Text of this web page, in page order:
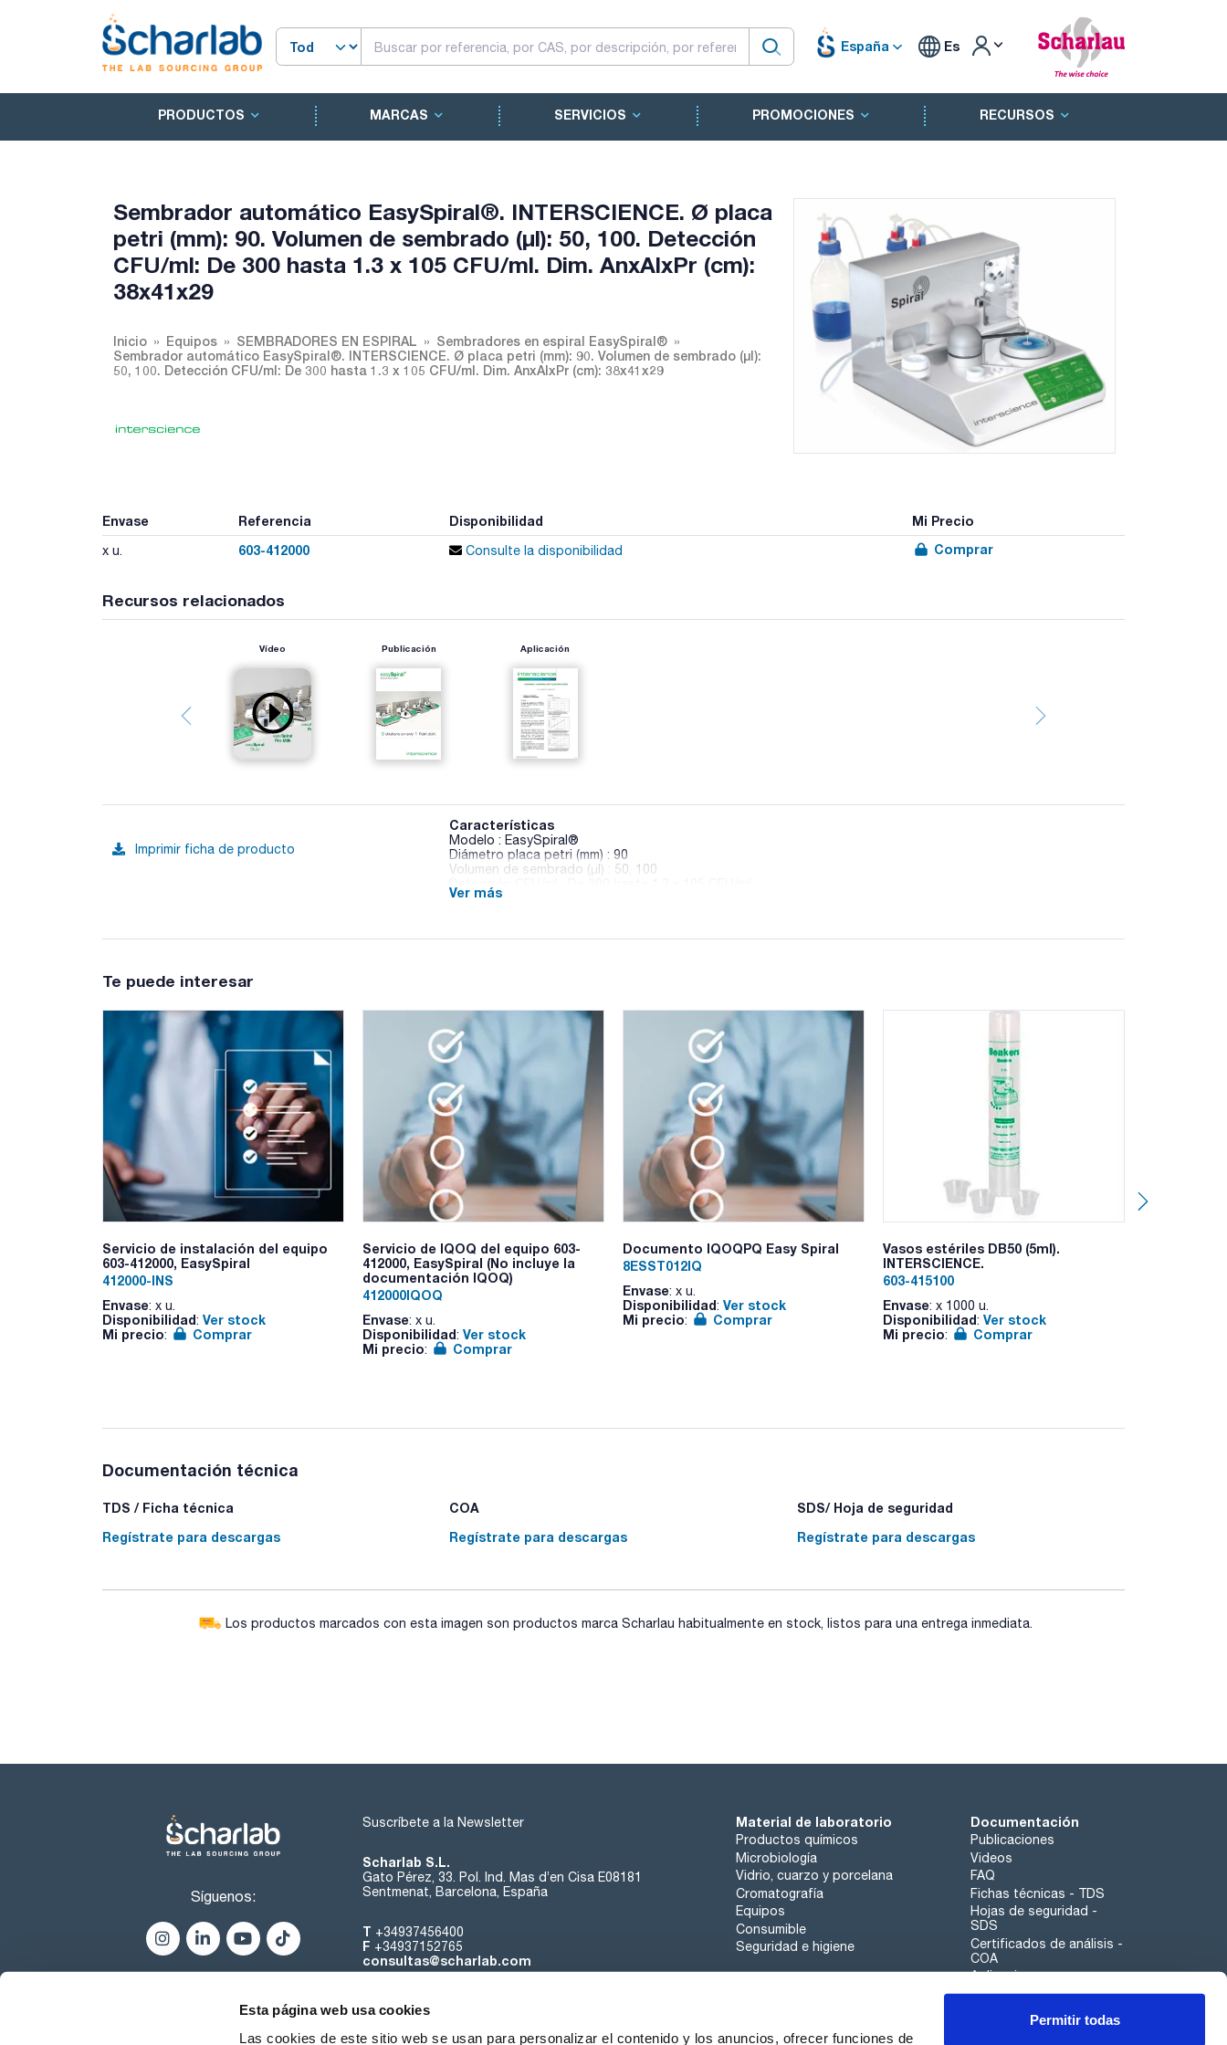
Esta página web usa cookies
Las cookies de este sitio web se usan para personalizar el contenido y los anuncios, ofrecer funciones de
Permitir todas
España Es
PRODUCTOS MARCAS SERVICIOS PROMOCIONES RECURSOS
Sembrador automático EasySpiral®. INTERSCIENCE. Ø placa
petri (mm): 90. Volumen de sembrado (µl): 50, 100. Detección
CFU/ml: De 300 hasta 1.3 x 105 CFU/ml. Dim. AnxAlxPr (cm):
38x41x29
Inicio Equipos SEMBRADORES EN ESPIRAL
Sembradores en espiral EasySpiral®
Sembrador automático EasySpiral®. INTERSCIENCE. Ø placa petri (mm): 90. Volumen de sembrado (µl):
50, 100. Detección CFU/ml: De 300 hasta 1.3 x 105 CFU/ml. Dim. AnxAlxPr (cm): 38x41x29
Envase Referencia Disponibilidad Mi Precio
x u. 603-412000 Consulte la disponibilidad Comprar
Recursos relacionados
Vídeo Publicación Aplicación
Imprimir ficha de producto
Características
Modelo : EasySpiral®
Diámetro placa petri (mm) : 90
Volumen de sembrado (µl) : 50, 100
Dimensiones An x Al x Pr (mm) : 410x380x290
Aplicaciones: análisis biológicos, controles de calidad de alimentos, controles MIC de antibióticos, controles
de cosméticos (challenge test) y controles farmacéuticos.
Especificaciones técnicas:
- Controlado por microprocesador
- Tiempo de ciclo completo: 25 segundos
- Capacidad de la jeringa: 1000 µl
- Capacidad de placas sucesivas con la misma muestra: 20 placas de Petri (50 µL)
- Modo de dispensación: círculo, exponencial y uniforme*
- Tecnología de desbordamiento 'Overflow' con 8 bares de presión, para la desinfección
- Programa de limpieza mensual automática
- Autonomía de limpieza: 600 ciclos (botellas de 2L)
- Trazabilidad: Exportación de datos con Excel®*.
- Volumen programable por USB: 10 a 1000 µL*
conectores GL 45 para autoclavabls, gradilla espiral de 90mm para recuento, gradilla de 150mm para recuento*,
cable de alimentación, manual del usuario, plato para 150mm*, software Cd-ROM*, cable USB*.
(* Modelo EasySpiral® Pro)
Ver más
Te puede interesar
Servicio de instalación del equipo
603-412000, EasySpiral
412000-INS
Envase: x u.
Disponibilidad: Ver stock
Mi precio: Comprar
Servicio de IQOQ del equipo 603-
412000, EasySpiral (No incluye la
documentación IQOQ)
412000IQOQ
Envase: x u.
Disponibilidad: Ver stock
Mi precio: Comprar
Documento IQOQPQ Easy Spiral
8ESST012IQ
Envase: x u.
Disponibilidad: Ver stock
Mi precio: Comprar
Vasos estériles DB50 (5ml).
INTERSCIENCE.
603-415100
Envase: x 1000 u.
Disponibilidad: Ver stock
Mi precio: Comprar
Documentación técnica
TDS / Ficha técnica
Regístrate para descargas
COA
Regístrate para descargas
SDS/ Hoja de seguridad
Regístrate para descargas
Los productos marcados con esta imagen son productos marca Scharlau habitualmente en stock, listos para una entrega inmediata.
Síguenos:
Suscríbete a la Newsletter
Scharlab S.L.
Gato Pérez, 33. Pol. Ind. Mas d’en Cisa E08181
Sentmenat, Barcelona, España
T +34937456400
F +34937152765
consultas@scharlab.com
Material de laboratorio
Productos químicos
Microbiología
Vidrio, cuarzo y porcelana
Cromatografía
Equipos
Consumible
Seguridad e higiene
Documentación
Publicaciones
Videos
FAQ
Fichas técnicas - TDS
Hojas de seguridad -
SDS
Certificados de análisis -
COA
Aplicaciones
Tabla Periódica